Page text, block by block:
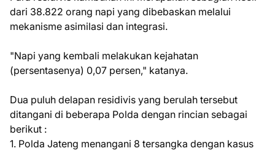
dari 38.822 orang napi yang dibebaskan melalui
mekanisme asimilasi dan integrasi.
"Napi yang kembali melakukan kejahatan
(persentasenya) 0,07 persen," katanya.
Dua puluh delapan residivis yang berulah tersebut
ditangani di beberapa Polda dengan rincian sebagai
berikut :
1. Polda Jateng menangani 8 tersangka dengan kasus